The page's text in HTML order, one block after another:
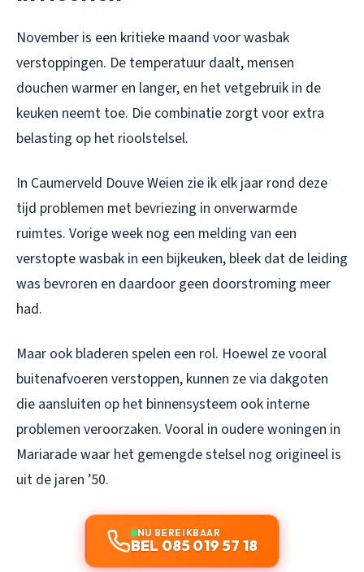
November is een kritieke maand voor wasbak
verstoppingen. De temperatuur daalt, mensen
douchen warmer en langer, en het vetgebruik in de
keuken neemt toe. Die combinatie zorgt voor extra
belasting op het rioolstelsel.
In Caumerveld Douve Weien zie ik elk jaar rond deze
tijd problemen met bevriezing in onverwarmde
ruimtes. Vorige week nog een melding van een
verstopte wasbak in een bijkeuken, bleek dat de leiding
was bevroren en daardoor geen doorstroming meer
had.
Maar ook bladeren spelen een rol. Hoewel ze vooral
buitenafvoeren verstoppen, kunnen ze via dakgoten
die aansluiten op het binnensysteem ook interne
problemen veroorzaken. Vooral in oudere woningen in
Mariarade waar het gemengde stelsel nog origineel is
uit de jaren ’50.
NU BEREIKBAAR
BEL 085 019 57 18